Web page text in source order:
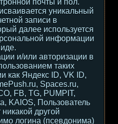
почты и пол.
уникальный
записи в
далее используется
информации
и/или авторизации в
таких
как Яндекс ID, VK ID,
Spaces.ru,
FB, TG, PUMPIT,
KAIOS, Пользователь
другой
логина (псевдонима)